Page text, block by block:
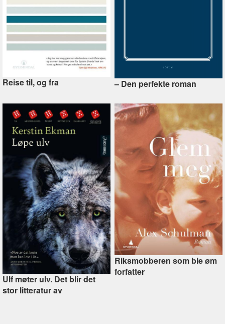
Reise til, og fra –⁠ Den perfekte roman
Ulf møter ulv. Det blir det
stor litteratur av
Riksmobberen som ble øm
forfatter